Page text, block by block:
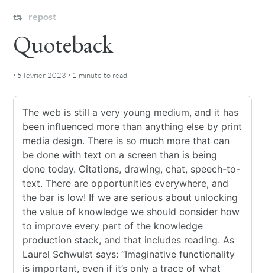
repost
Quoteback
· 5 février 2023 · 1 minute to read